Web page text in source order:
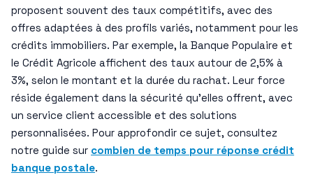
proposent souvent des taux compétitifs, avec des
offres adaptées à des profils variés, notamment pour les
crédits immobiliers. Par exemple, la Banque Populaire et
le Crédit Agricole affichent des taux autour de 2,5% à
3%, selon le montant et la durée du rachat. Leur force
réside également dans la sécurité qu’elles offrent, avec
un service client accessible et des solutions
personnalisées. Pour approfondir ce sujet, consultez
notre guide sur combien de temps pour réponse crédit
banque postale.